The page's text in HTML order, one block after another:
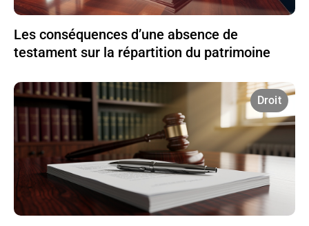
Les conséquences d’une absence de
testament sur la répartition du patrimoine
Droit